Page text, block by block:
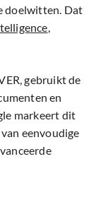
doelwitten. Dat
,
gebruikt de
en
markeert dit
eenvoudige